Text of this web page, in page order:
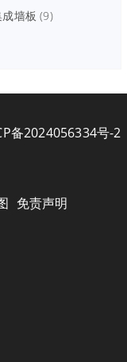
墙板 (9)
备2024056334号-2
免责声明